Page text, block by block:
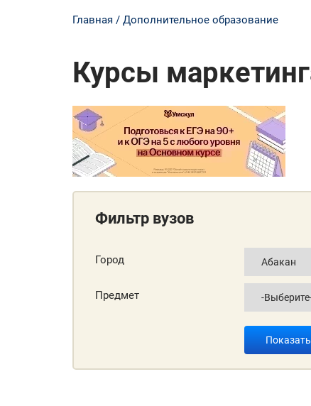
Главная Дополнительное образование
Курсы
Фильтр вузов
Город
Предмет